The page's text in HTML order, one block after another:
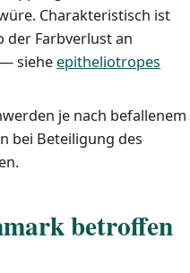
Charakteristisch ist
der Farbverlust an
siehe epitheliotropes
je nach befallenem
bei Beteiligung des
betroffen